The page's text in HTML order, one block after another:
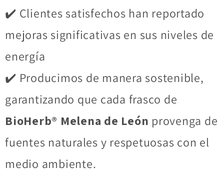
✔️ Clientes satisfechos han reportado
mejoras significativas en sus niveles de
energía
✔️ Producimos de manera sostenible,
garantizando que cada frasco de
BioHerb® Melena de León provenga de
fuentes naturales y respetuosas con el
medio ambiente.